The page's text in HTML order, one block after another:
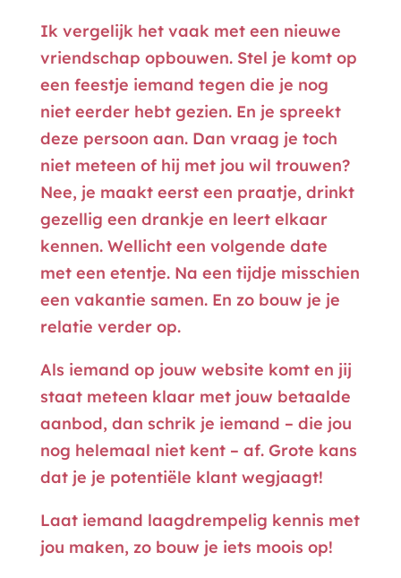
Ik vergelijk het vaak met een nieuwe
vriendschap opbouwen. Stel je komt op
een feestje iemand tegen die je nog
niet eerder hebt gezien. En je spreekt
deze persoon aan. Dan vraag je toch
niet meteen of hij met jou wil trouwen?
Nee, je maakt eerst een praatje, drinkt
gezellig een drankje en leert elkaar
kennen. Wellicht een volgende date
met een etentje. Na een tijdje misschien
een vakantie samen. En zo bouw je je
relatie verder op.
Als iemand op jouw website komt en jij
staat meteen klaar met jouw betaalde
aanbod, dan schrik je iemand – die jou
nog helemaal niet kent – af. Grote kans
dat je je potentiële klant wegjaagt!
Laat iemand laagdrempelig kennis met
jou maken, zo bouw je iets moois op!